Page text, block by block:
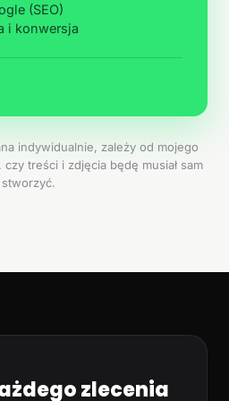
(SEO)
i konwersja
indywidualnie, zależy od mojego
czy treści i zdjęcia będę musiał sam
stworzyć.
zlecenia